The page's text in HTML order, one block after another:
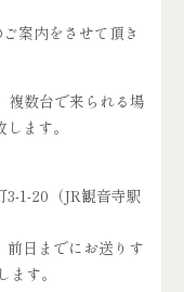
案内をさせて頂き
数台で来られる場
ます。
1-20（JR観音寺駅
日までにお送りす
す。